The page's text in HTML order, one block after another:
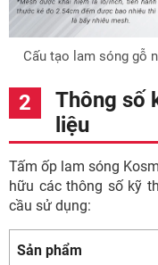
Cấu tạo lam sóng gỗ
Thông số
liệu
Tấm ốp lam sóng
hữu các thông số kỹ
cầu sử dụng:
Sản phẩm